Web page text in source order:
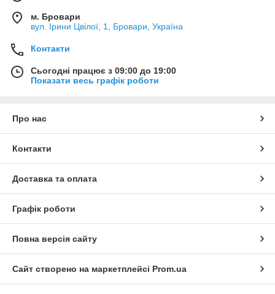
м. Бровари
вул. Ірини Цвілої, 1, Бровари, Україна
Контакти
Сьогодні працює з 09:00 до 19:00
Показати весь графік роботи
Про нас
Контакти
Доставка та оплата
Графік роботи
Повна версія сайту
Сайт створено на маркетплейсі Prom.ua